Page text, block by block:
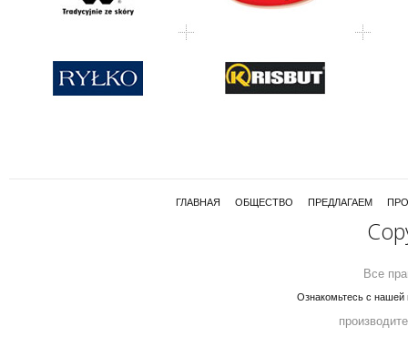
ГЛАВНАЯ ОБЩЕСТВО ПРЕДЛАГАЕМ
Все
Ознакомьтесь с нашей